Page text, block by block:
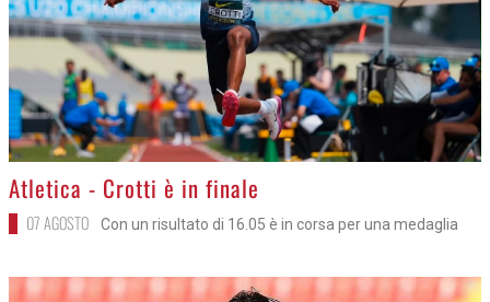
>
Atletica - Crotti è in finale
07 AGOSTO Con un risultato di 16.05 è in corsa per una medaglia